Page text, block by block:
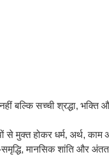
बल्कि सच्ची श्रद्धा,
से मुक्त होकर धर्म, अर्थ, काम
मानसिक शांति और